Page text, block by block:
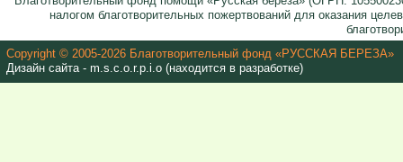
налогом благотворительных пожертвований для оказания
Copyright © 2005-2026 Благотворительный фонд «РУССКАЯ БЕРЕЗА»
Дизайн сайта - m.s.c.o.r.p.i.o (находится в разработке)